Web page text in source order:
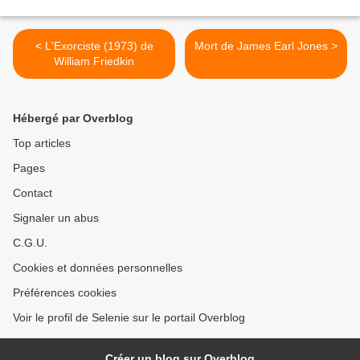
< L'Exorciste (1973) de
William Friedkin
Mort de James Earl Jones >
Hébergé par Overblog
Top articles
Pages
Contact
Signaler un abus
C.G.U.
Cookies et données personnelles
Préférences cookies
Voir le profil de Selenie sur le portail Overblog